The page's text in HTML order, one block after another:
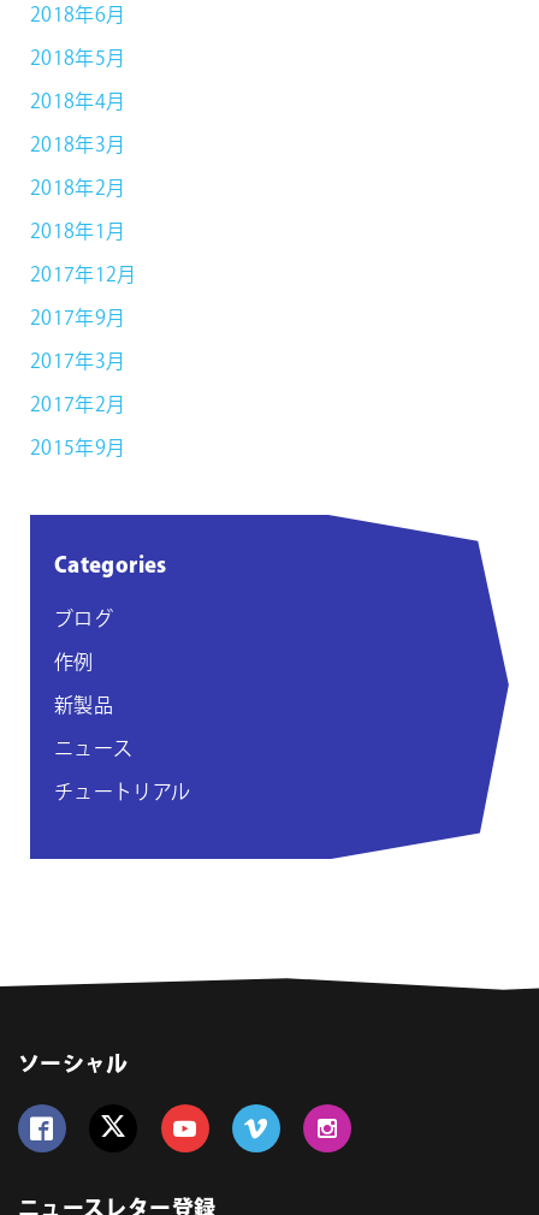
2018年6月
2018年5月
2018年4月
2018年3月
2018年2月
2018年1月
2017年12月
2017年9月
2017年3月
2017年2月
2015年9月
Categories
ブログ
作例
新製品
ニュース
チュートリアル
ソーシャル